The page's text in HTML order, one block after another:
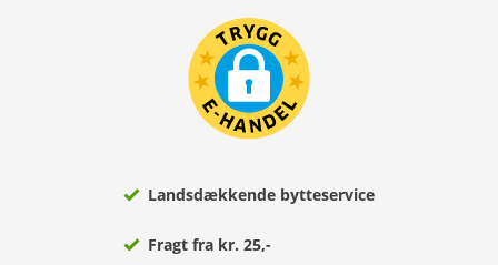
Landsdækkende bytteservice
Fragt fra kr. 25,-